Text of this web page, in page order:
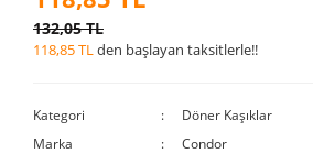
132,05 TL
118,85 TLden başlayan taksitlerle!!
Kategori
Döner Kaşıklar
Marka
Condor